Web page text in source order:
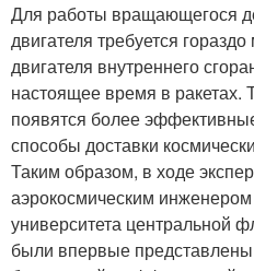
Для работы вращающегося
двигателя требуется
двигателя внутреннего
настоящее время в ракетах.
появятся более
способы доставки
Таким образом, в ходе
аэрокосмическим
университета центральной
были впервые представлены